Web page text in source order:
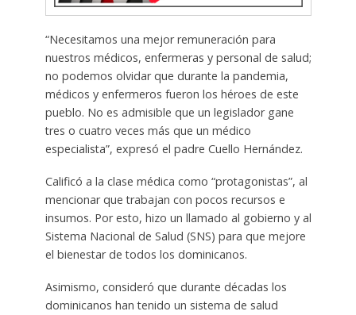
“Necesitamos una mejor remuneración para
nuestros médicos, enfermeras y personal de salud;
no podemos olvidar que durante la pandemia,
médicos y enfermeros fueron los héroes de este
pueblo. No es admisible que un legislador gane
tres o cuatro veces más que un médico
especialista”, expresó el padre Cuello Hernández.
Calificó a la clase médica como “protagonistas”, al
mencionar que trabajan con pocos recursos e
insumos. Por esto, hizo un llamado al gobierno y al
Sistema Nacional de Salud (SNS) para que mejore
el bienestar de todos los dominicanos.
Asimismo, consideró que durante décadas los
dominicanos han tenido un sistema de salud